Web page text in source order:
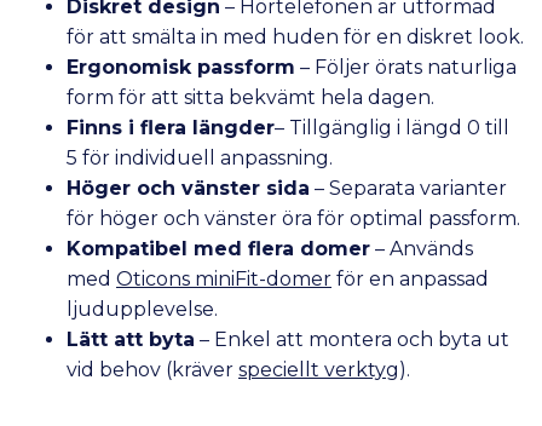
Diskret design – Hörtelefonen är utformad
för att smälta in med huden för en diskret look.
Ergonomisk passform – Följer örats naturliga
form för att sitta bekvämt hela dagen.
Finns i flera längder– Tillgänglig i längd 0 till
5 för individuell anpassning.
Höger och vänster sida – Separata varianter
för höger och vänster öra för optimal passform.
Kompatibel med flera domer – Används
med Oticons miniFit-domer för en anpassad
ljudupplevelse.
Lätt att byta – Enkel att montera och byta ut
vid behov (kräver speciellt verktyg).